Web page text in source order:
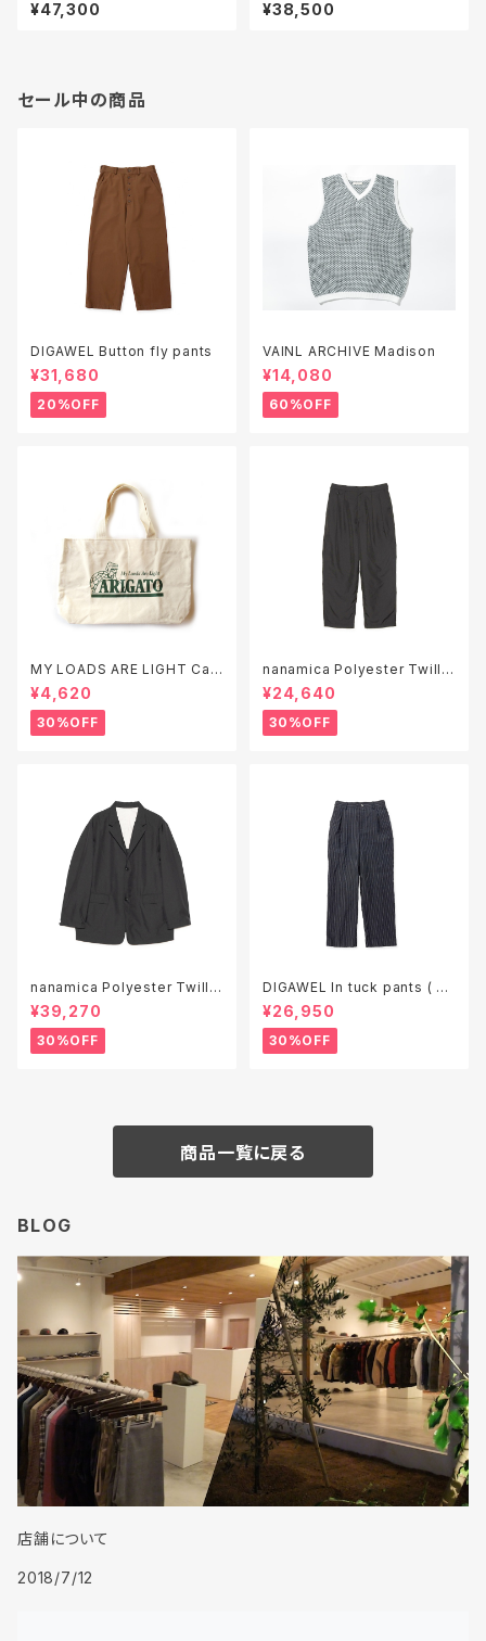
¥47,300 ¥38,500
セール中の商品
DIGAWEL Button fly pants
¥31,680
20%OFF
VAINL ARCHIVE Madison
¥14,080
60%OFF
MY LOADS ARE LIGHT Can
vas Tote Bag "ARIGATO"
¥4,620
30%OFF
nanamica Polyester Twill
Club Pants ( S26SC051 )
¥24,640
30%OFF
nanamica Polyester Twill
Club Jacket ( S26SA050 )
¥39,270
30%OFF
DIGAWEL In tuck pants ( ga
rment wash )
¥26,950
30%OFF
商品一覧に戻る
BLOG
店舗について
2018/7/12